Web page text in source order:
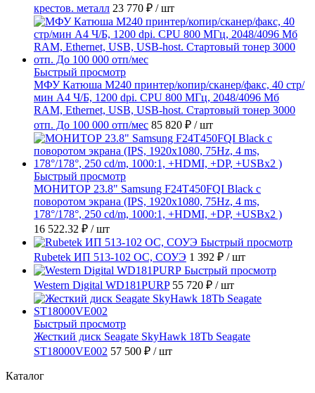
крестов. металл 23 770 ₽ / шт
Быстрый просмотр
МФУ Катюша M240 принтер/копир/сканер/факс, 40 стр/
мин А4 Ч/Б, 1200 dpi. CPU 800 МГц, 2048/4096 Мб
RAM, Ethernet, USB, USB-host. Стартовый тонер 3000
отп. До 100 000 отп/мес 85 820 ₽ / шт
Быстрый просмотр
МОНИТОР 23.8" Samsung F24T450FQI Black с
поворотом экрана (IPS, 1920x1080, 75Hz, 4 ms,
178°/178°, 250 cd/m, 1000:1, +HDMI, +DP, +USBx2 )
16 522.32 ₽ / шт
Быстрый просмотр
Rubetek ИП 513-102 ОС, СОУЭ 1 392 ₽ / шт
Быстрый просмотр
Western Digital WD181PURP 55 720 ₽ / шт
Быстрый просмотр
Жесткий диск Seagate SkyHawk 18Tb Seagate
ST18000VE002 57 500 ₽ / шт
Каталог